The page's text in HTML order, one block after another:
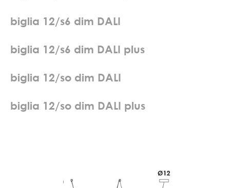
biglia 12/s6 dim DALI
biglia 12/s6 dim DALI plus
biglia 12/so dim DALI
biglia 12/so dim DALI plus